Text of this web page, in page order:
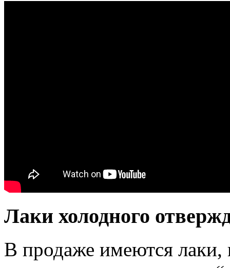
Лаки холодного
В продаже имеются лаки,